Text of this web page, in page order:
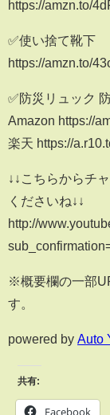
https://amzn.to/
✅使い捨て靴下
https://amzn.to/
✅防災リュック
Amazon https://
楽天 https://
↓↓こちらからチ
くださいね↓↓
http://
※概要欄の一部
す。
powered by Auto
共有:
Facebook